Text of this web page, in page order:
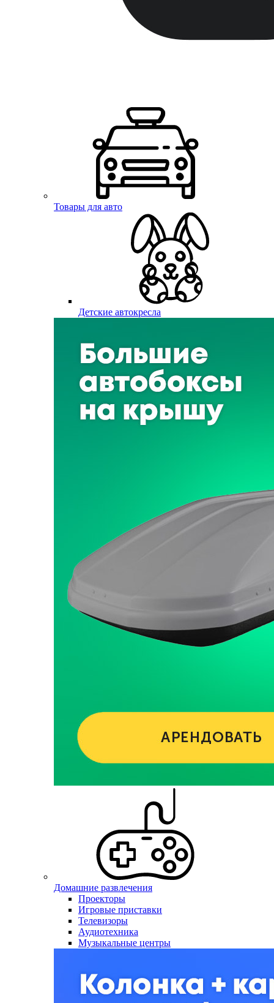
Товары для авто
Детские автокресла
Домашние развлечения
Проекторы
Игровые приставки
Телевизоры
Аудиотехника
Музыкальные центры